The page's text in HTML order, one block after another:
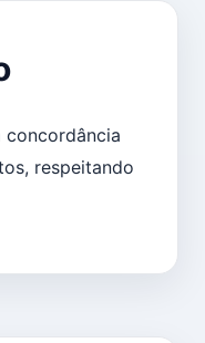
concordância
respeitando